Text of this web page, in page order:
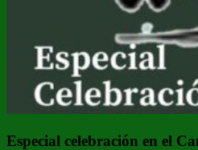
Especial celebración en el